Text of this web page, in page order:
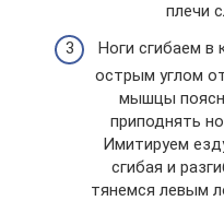
плечи
Ноги сгибаем в
острым углом
мышцы
приподнять
Имитируем
сгибая и
тянемся левым